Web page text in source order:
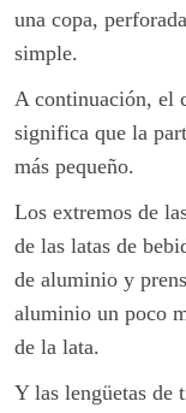
una copa,
simple.
A continuación, el
significa que la
más pequeño.
Los extremos de
de las latas de
de aluminio y
aluminio un poco
de la lata.
Y las lengüetas de